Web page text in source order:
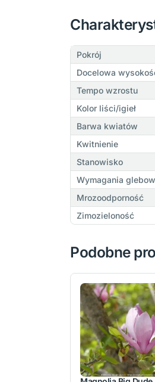
Pokrój
Docelowa
Tempo wzrostu
Kolor liści/igieł
Barwa kwiatów
Kwitnienie
Stanowisko
Wymagania
Mrozoodporność
Zimozieloność
Podobne